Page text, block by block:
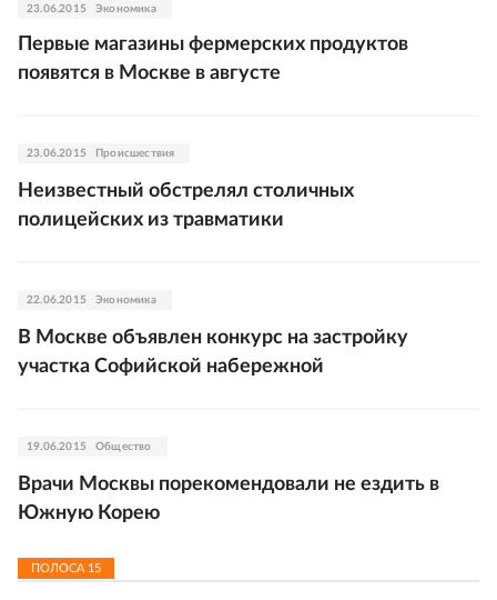
23.06.2015 Экономика
Первые магазины фермерских продуктов
появятся в Москве в августе
23.06.2015 Происшествия
Неизвестный обстрелял столичных
полицейских из травматики
22.06.2015 Экономика
В Москве объявлен конкурс на застройку
участка Софийской набережной
19.06.2015 Общество
Врачи Москвы порекомендовали не ездить в
Южную Корею
ПОЛОСА 15